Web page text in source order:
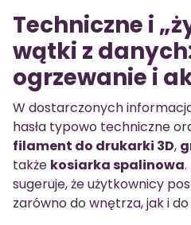
Techniczne i
wątki z
ogrzewanie i
W dostarczonych
hasła typowo techniczne
filament do drukarki 3D,
także kosiarka spalinowa
sugeruje, że użytkownicy
zarówno do wnętrza, jak i